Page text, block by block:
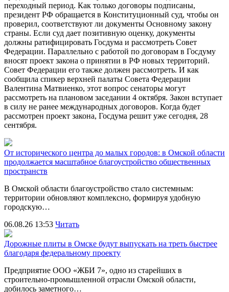
переходный период. Как только договоры подписаны,
президент РФ обращается в Конституционный суд, чтобы он
проверил, соответствуют ли документы Основному закону
страны. Если суд дает позитивную оценку, документы
должны ратифицировать Госдума и рассмотреть Совет
Федерации. Параллельно с работой по договорам в Госдуму
вносят проект закона о принятии в РФ новых территорий.
Совет Федерации его также должен рассмотреть. И как
сообщила спикер верхней палаты Совета Федерации
Валентина Матвиенко, этот вопрос сенаторы могут
рассмотреть на плановом заседании 4 октября. Закон вступает
в силу не ранее международных договоров. Когда будет
рассмотрен проект закона, Госдума решит уже сегодня, 28
сентября.
От исторического центра до малых городов: в Омской области
продолжается масштабное благоустройство общественных
пространств
В Омской области благоустройство стало системным:
территории обновляют комплексно, формируя удобную
городскую…
06.08.26 13:53 Читать
Дорожные плиты в Омске будут выпускать на треть быстрее
благодаря федеральному проекту
Предприятие ООО «ЖБИ 7», одно из старейших в
строительно‑промышленной отрасли Омской области,
добилось заметного…